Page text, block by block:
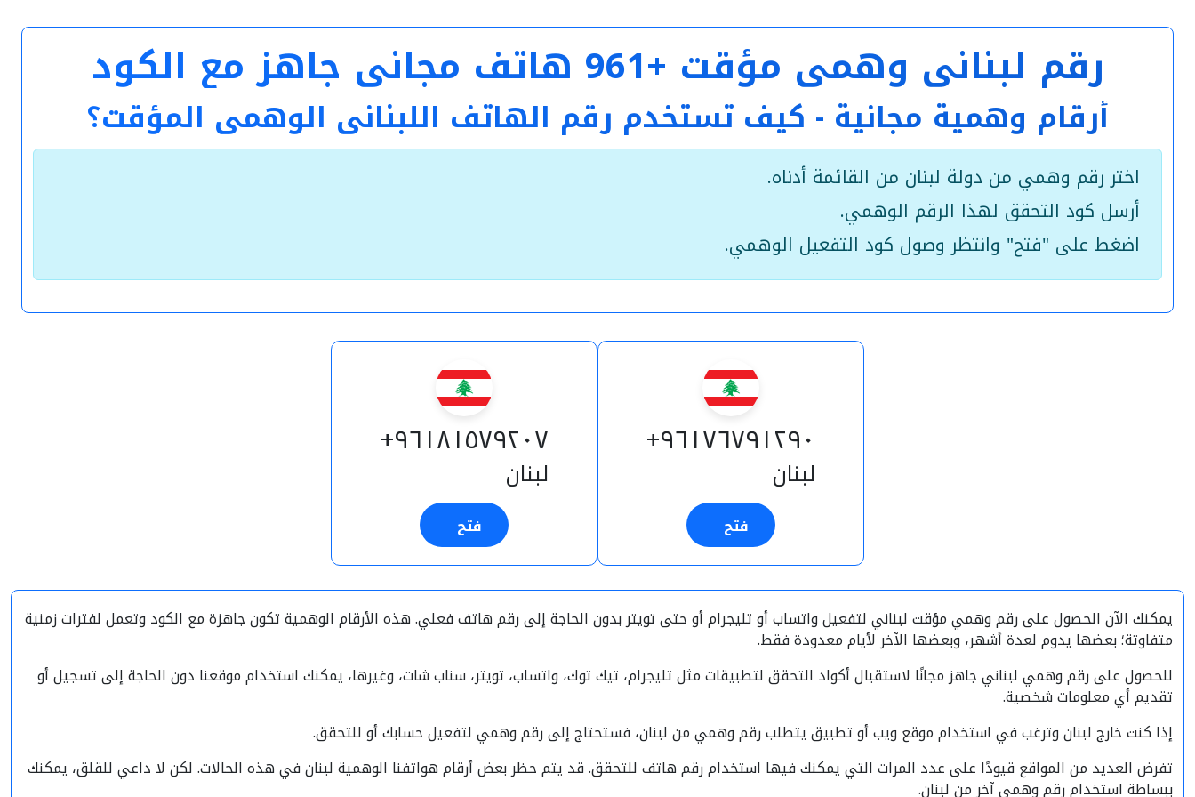
رقم لبناني وهمي مؤقت +961 هاتف مجاني جاهز مع الكود
أرقام وهمية مجانية - كيف تستخدم رقم الهاتف اللبناني الوهمي المؤقت؟
اختر رقم وهمي من دولة لبنان من القائمة أدناه.
أرسل كود التحقق لهذا الرقم الوهمي.
اضغط على "فتح" وانتظر وصول كود التفعيل الوهمي.
٩٦١٧٦٧٩١٢٩٠+
لبنان
فتح
٩٦١٨١٥٧٩٢٠٧+
لبنان
فتح
يمكنك الآن الحصول على رقم وهمي مؤقت لبناني لتفعيل واتساب أو تليجرام أو حتى تويتر بدون الحاجة إلى رقم هاتف فعلي. هذه الأرقام الوهمية تكون جاهزة مع الكود وتعمل لفترات زمنية
متفاوتة؛ بعضها يدوم لعدة أشهر، وبعضها الآخر لأيام معدودة فقط.
للحصول على رقم وهمي لبناني جاهز مجانًا لاستقبال أكواد التحقق لتطبيقات مثل تليجرام، تيك توك، واتساب، تويتر، سناب شات، وغيرها، يمكنك استخدام موقعنا دون الحاجة إلى تسجيل أو
تقديم أي معلومات شخصية.
إذا كنت خارج لبنان وترغب في استخدام موقع ويب أو تطبيق يتطلب رقم وهمي من لبنان، فستحتاج إلى رقم وهمي لتفعيل حسابك أو للتحقق.
تفرض العديد من المواقع قيودًا على عدد المرات التي يمكنك فيها استخدام رقم هاتف للتحقق. قد يتم حظر بعض أرقام هواتفنا الوهمية لبنان في هذه الحالات. لكن لا داعي للقلق، يمكنك
ببساطة استخدام رقم وهمي آخر من لبنان.